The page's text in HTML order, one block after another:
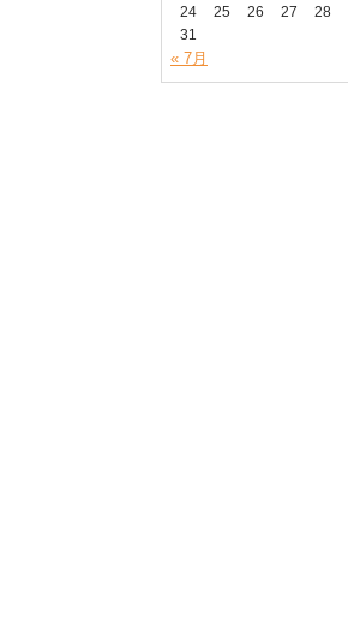
24
25 26 27 28
31
« 7月